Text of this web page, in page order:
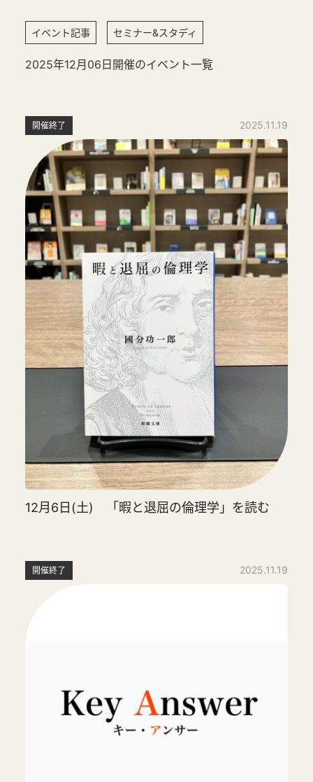
イベント記事 セミナー&スタディ
2025年12月06日開催のイベント一覧
開催終了 2025.11.19
12月6日(土) 「暇と退屈の倫理学」を読む
開催終了 2025.11.19